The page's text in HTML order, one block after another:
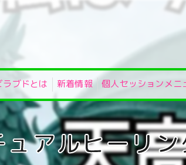
ラブドとは 新着情報 個人セッションメニ